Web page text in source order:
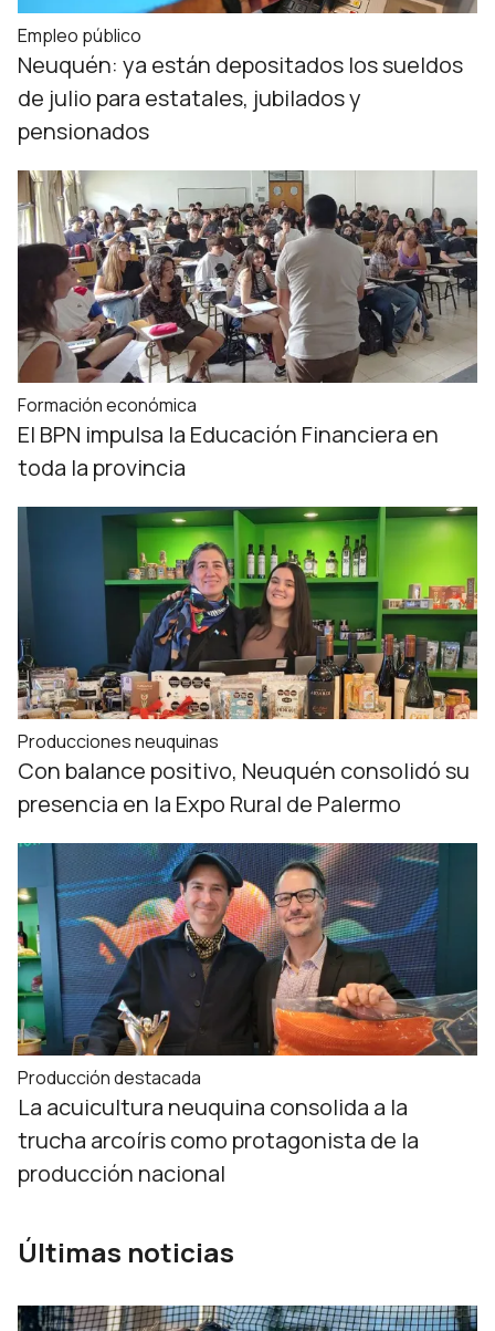
Empleo público
Neuquén: ya están depositados los sueldos
de julio para estatales, jubilados y
pensionados
Formación económica
El BPN impulsa la Educación Financiera en
toda la provincia
Producciones neuquinas
Con balance positivo, Neuquén consolidó su
presencia en la Expo Rural de Palermo
Producción destacada
La acuicultura neuquina consolida a la
trucha arcoíris como protagonista de la
producción nacional
Últimas noticias